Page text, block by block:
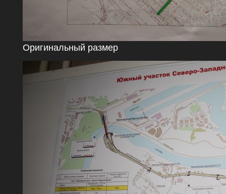
Оригинальный размер